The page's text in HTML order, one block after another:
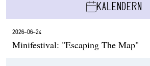
KALENDERN
2026-06-24
Minifestival: "Escaping The Map"